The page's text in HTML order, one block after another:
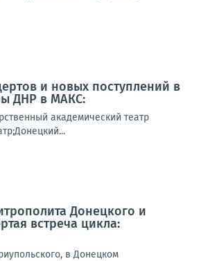
и новых поступлений в
ДНР в МАКС:
академический театр
Донецкого и
встреча цикла:
в Донецком